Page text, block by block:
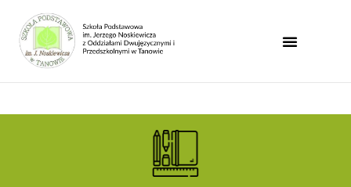
Uwaga:
strona
internetowa
zawiera